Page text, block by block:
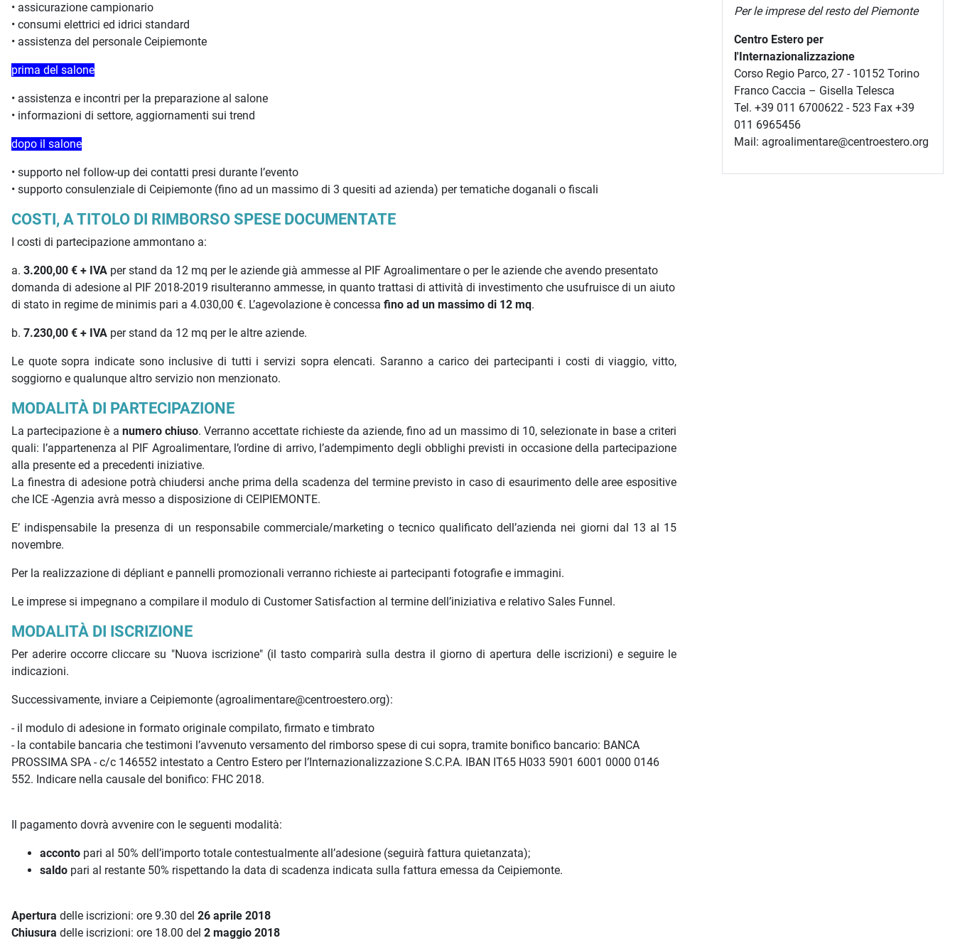
• assicurazione campionario
• consumi elettrici ed idrici standard
• assistenza del personale Ceipiemonte
prima del salone
• assistenza e incontri per la preparazione al salone
• informazioni di settore, aggiornamenti sui trend
dopo il salone
• supporto nel follow-up dei contatti presi durante l’evento
• supporto consulenziale di Ceipiemonte (fino ad un massimo di 3 quesiti ad azienda) per tematiche doganali o fiscali
COSTI, A TITOLO DI RIMBORSO SPESE DOCUMENTATE
I costi di partecipazione ammontano a:
a. 3.200,00 € + IVA per stand da 12 mq per le aziende già ammesse al PIF Agroalimentare o per le aziende che avendo presentato
domanda di adesione al PIF 2018-2019 risulteranno ammesse, in quanto trattasi di attività di investimento che usufruisce di un aiuto
di stato in regime de minimis pari a 4.030,00 €. L’agevolazione è concessa fino ad un massimo di 12 mq.
b. 7.230,00 € + IVA per stand da 12 mq per le altre aziende.
Le quote sopra indicate sono inclusive di tutti i servizi sopra elencati. Saranno a carico dei partecipanti i costi di viaggio, vitto,
soggiorno e qualunque altro servizio non menzionato.
MODALITÀ DI PARTECIPAZIONE
La partecipazione è a numero chiuso. Verranno accettate richieste da aziende, fino ad un massimo di 10, selezionate in base a criteri
quali: l’appartenenza al PIF Agroalimentare, l’ordine di arrivo, l’adempimento degli obblighi previsti in occasione della partecipazione
alla presente ed a precedenti iniziative.
La finestra di adesione potrà chiudersi anche prima della scadenza del termine previsto in caso di esaurimento delle aree espositive
che ICE -Agenzia avrà messo a disposizione di CEIPIEMONTE.
E’ indispensabile la presenza di un responsabile commerciale/marketing o tecnico qualificato dell’azienda nei giorni dal 13 al 15
novembre.
Per la realizzazione di dépliant e pannelli promozionali verranno richieste ai partecipanti fotografie e immagini.
Le imprese si impegnano a compilare il modulo di Customer Satisfaction al termine dell’iniziativa e relativo Sales Funnel.
MODALITÀ DI ISCRIZIONE
Per aderire occorre cliccare su "Nuova iscrizione" (il tasto comparirà sulla destra il giorno di apertura delle iscrizioni) e seguire le
indicazioni.
Successivamente, inviare a Ceipiemonte (agroalimentare@centroestero.org):
- il modulo di adesione in formato originale compilato, firmato e timbrato
- la contabile bancaria che testimoni l’avvenuto versamento del rimborso spese di cui sopra, tramite bonifico bancario: BANCA
PROSSIMA SPA - c/c 146552 intestato a Centro Estero per l’Internazionalizzazione S.C.P.A. IBAN IT65 H033 5901 6001 0000 0146
552. Indicare nella causale del bonifico: FHC 2018.
Il pagamento dovrà avvenire con le seguenti modalità:
acconto pari al 50% dell’importo totale contestualmente all’adesione (seguirà fattura quietanzata);
saldo pari al restante 50% rispettando la data di scadenza indicata sulla fattura emessa da Ceipiemonte.
Apertura delle iscrizioni: ore 9.30 del 26 aprile 2018
Chiusura delle iscrizioni: ore 18.00 del 2 maggio 2018
Per le imprese del resto del Piemonte
Centro Estero per
l'Internazionalizzazione
Corso Regio Parco, 27 - 10152 Torino
Franco Caccia – Gisella Telesca
Tel. +39 011 6700622 - 523 Fax +39
011 6965456
Mail: agroalimentare@centroestero.org